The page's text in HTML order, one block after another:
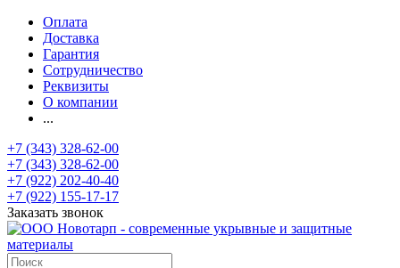
Оплата
Доставка
Гарантия
Сотрудничество
Реквизиты
О компании
...
+7 (343) 328-62-00
+7 (343) 328-62-00
+7 (922) 202-40-40
+7 (922) 155-17-17
Заказать звонок